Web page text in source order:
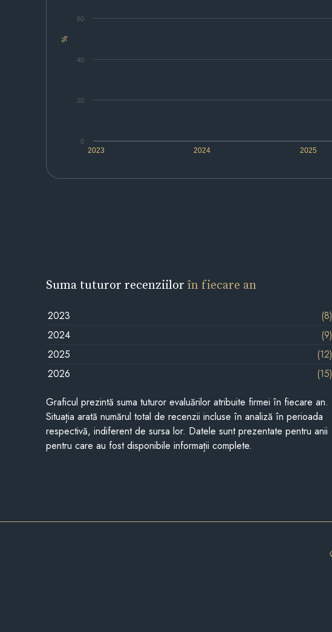
%
2023 2024 2025
0
20
40
60
Suma tuturor recenziilorîn fiecare an
2023
(8)
2024
(9)
2025
(12)
2026
(15)
Graficul prezintă suma tuturor evaluărilor atribuite firmei în fiecare an.
Situația arată numărul total de recenzii incluse în analiză în perioada
respectivă, indiferent de sursa lor. Datele sunt prezentate pentru anii
pentru care au fost disponibile informații complete.